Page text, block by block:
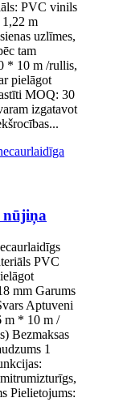
PVC vinils
1,22 m
uzlīmes,
tam
* 10 m /rullis,
pielāgot
MOQ: 30
izgatavot
nūjiņa
PVC
mm Garums
Aptuveni
m * 10 m /
Bezmaksas
1
Pielietojums: